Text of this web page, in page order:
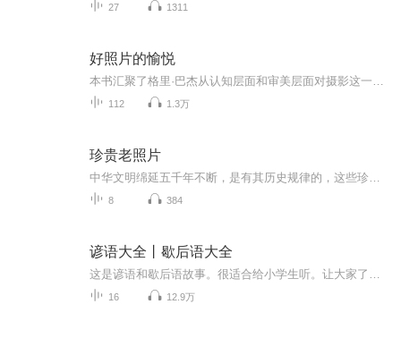
27 1311
好照片的愉悦
112 1.3万
珍贵老照片
8 384
谚语大全丨歇后语大全
16 12.9万